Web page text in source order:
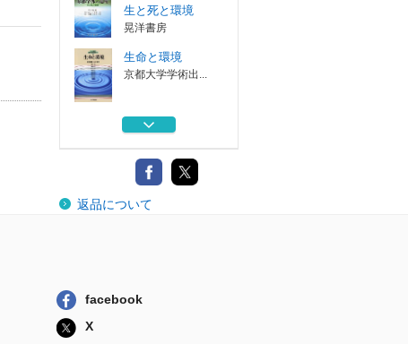
生と死と環境
晃洋書房
生命と環境
京都大学学術出...
世界・地平・雰囲
多賀出版
自由への構造 現
象学の視点から...
返品について
facebook
X